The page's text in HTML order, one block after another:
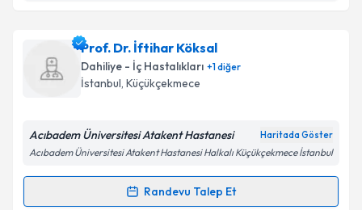
takvim hazırlandığında e-posta ile bilgilendireceğiz.
E-posta Adresiniz
Kişisel verilerimin işlenmesine ilişkinAydınlatma
Metni'ni okudum ve kişisel verilerimin belirtilen
kapsamda işlenmesini kabul ediyorum.
Prof. Dr. İftihar Köksal
Dahiliye - İç Hastalıkları +1diğer
İstanbul, Küçükçekmece
Acıbadem Üniversitesi Atakent Hastanesi Haritada Göster
Acıbadem Üniversitesi Atakent Hastanesi Halkalı Küçükçekmece İstanbul
Randevu Talep Et
Randevu Takvimi Talebi